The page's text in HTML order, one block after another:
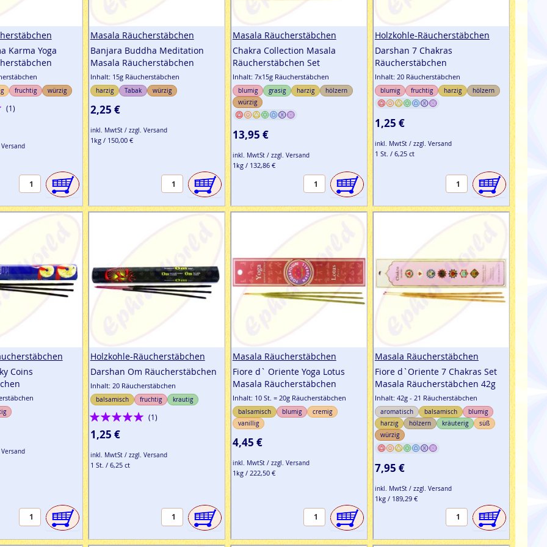
Karma Yoga
fruchtig würzig
(1)
Masala Räucherstäbchen
Banjara Buddha Meditation
Masala Räucherstäbchen
Inhalt: 15g Räucherstäbchen
harzig Tabak würzig
2,25 €
inkl. MwtSt / zzgl. Versand
1kg / 150,00 €
Masala Räucherstäbchen
Chakra Collection Masala
Räucherstäbchen Set
Inhalt: 7x15g Räucherstäbchen
blumig grasig harzig
hölzern
würzig
13,95 €
inkl. MwtSt / zzgl. Versand
1kg / 132,86 €
Holzkohle-Räucherstäbchen
Darshan 7 Chakras
Räucherstäbchen
Inhalt: 20 Räucherstäbchen
blumig fruchtig harzig hölzern
1,25 €
inkl. MwtSt / zzgl. Versand
1 St. / 6,25 ct
Coins
Holzkohle-Räucherstäbchen
Darshan Om Räucherstäbchen
Inhalt: 20 Räucherstäbchen
balsamisch fruchtig krautig
Bewertung:
100%
(1)
1,25 €
inkl. MwtSt / zzgl. Versand
1 St. / 6,25 ct
Masala Räucherstäbchen
Fiore d` Oriente Yoga Lotus
Masala Räucherstäbchen
Inhalt: 10 St. = 20g Räucherstäbchen
balsamisch blumig
cremig
vanillig
4,45 €
inkl. MwtSt / zzgl. Versand
1kg / 222,50 €
Masala Räucherstäbchen
Fiore d`Oriente 7 Chakras Set
Masala Räucherstäbchen 42g
Inhalt: 42g - 21 Räucherstäbchen
aromatisch balsamisch
blumig
harzig
hölzern kräuterig
süß
würzig
7,95 €
inkl. MwtSt / zzgl. Versand
1kg / 189,29 €